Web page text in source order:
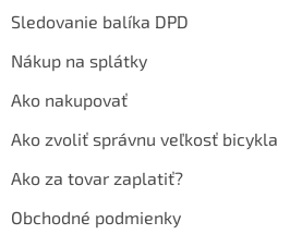
Sledovanie balíka DPD
Nákup na splátky
Ako nakupovať
Ako zvoliť správnu veľkosť bicykla
Ako za tovar zaplatiť?
Obchodné podmienky